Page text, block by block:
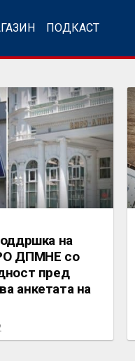
ПОДКАСТ
на
ДПМНЕ со
пред
анкетата на